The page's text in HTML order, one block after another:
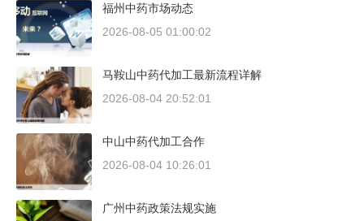
福州中药市场动态
2026-08-05 01:00:02
马鞍山中药代加工最新流程详解
2026-08-04 20:52:01
中山中药代加工合作
2026-08-04 10:26:01
广州中药政策法规实施